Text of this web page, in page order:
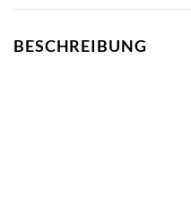
BESCHREIBUNG